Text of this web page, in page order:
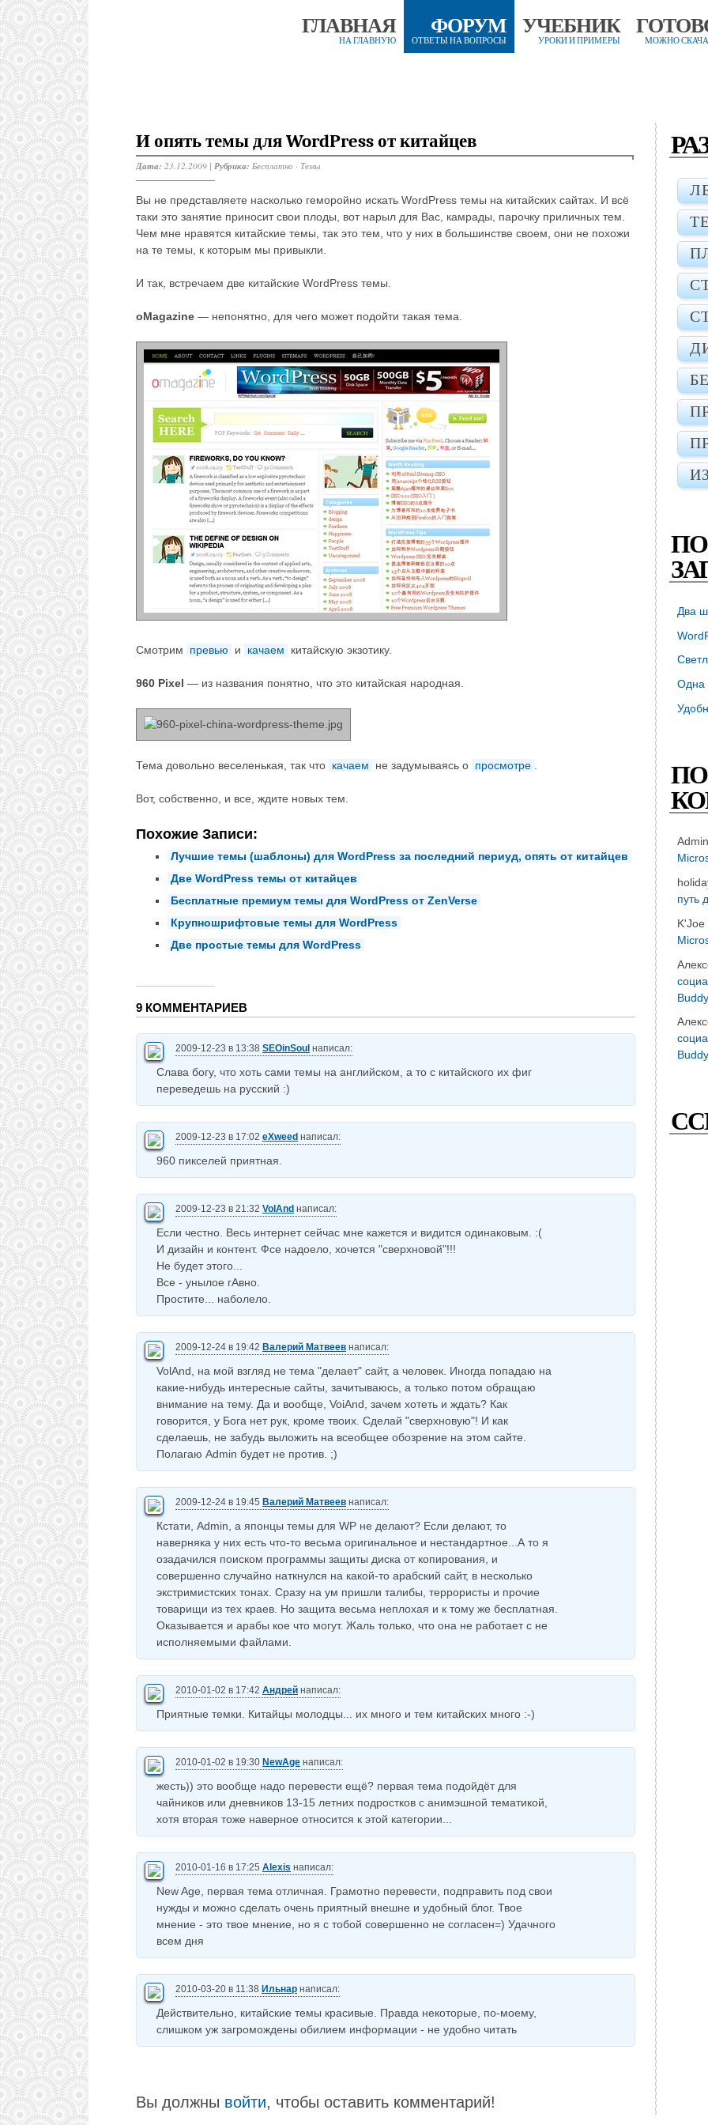
ГЛАВНАЯ
НА ГЛАВНУЮ
ФОРУМ
ОТВЕТЫ НА ВОПРОСЫ
УЧЕБНИК
УРОКИ И ПРИМЕРЫ МОЖНО
И опять темы для WordPress от китайцев
Дата: 23.12.2009 | Рубрика: Бесплатно · Темы
Вы не представляете насколько геморойно искать WordPress темы на китайских сайтах. И всё
таки это занятие приносит свои плоды, вот нарыл для Вас, камрады, парочку приличных тем.
Чем мне нравятся китайские темы, так это тем, что у них в большинстве своем, они не похожи
на те темы, к которым мы привыкли.
И так, встречаем две китайские WordPress темы.
oMagazine — непонятно, для чего может подойти такая тема.
Смотрим превью и качаем китайскую экзотику.
960 Pixel — из названия понятно, что это китайская народная.
Тема довольно веселенькая, так что качаем не задумываясь о просмотре
Вот, собственно, и все, ждите новых тем.
Похожие Записи:
Лучшие темы (шаблоны) для WordPress за последний периуд, опять от китайцев
Две WordPress темы от китайцев
Бесплатные премиум темы для WordPress от ZenVerse
Крупношрифтовые темы для WordPress
Две простые темы для WordPress
9 КОММЕНТАРИЕВ
2009-12-23 в 13:38 SEOinSoul написал:
Слава богу, что хоть сами темы на английском, а то с китайского их фиг
переведешь на русский :)
2009-12-23 в 17:02 eXweed написал:
960 пикселей приятная.
2009-12-23 в 21:32 VolAnd написал:
Если честно. Весь интернет сейчас мне кажется и видится одинаковым. :(
И дизайн и контент. Фсе надоело, хочется "сверхновой"!!!
Не будет этого...
Все - унылое гАвно.
Простите... наболело.
2009-12-24 в 19:42 Валерий Матвеев написал:
VolAnd, на мой взгляд не тема "делает" сайт, а человек. Иногда попадаю на
какие-нибудь интересные сайты, зачитываюсь, а только потом обращаю
внимание на тему. Да и вообще, VoiAnd, зачем хотеть и ждать? Как
говорится, у Бога нет рук, кроме твоих. Сделай "сверхновую"! И как
сделаешь, не забудь выложить на всеобщее обозрение на этом сайте.
Полагаю Admin будет не против. ;)
2009-12-24 в 19:45 Валерий Матвеев написал:
Кстати, Admin, а японцы темы для WP не делают? Если делают, то
наверняка у них есть что-то весьма оригинальное и нестандартное...А то я
озадачился поиском программы защиты диска от копирования, и
совершенно случайно наткнулся на какой-то арабский сайт, в несколько
экстримистских тонах. Сразу на ум пришли талибы, террористы и прочие
товарищи из тех краев. Но защита весьма неплохая и к тому же бесплатная.
Оказывается и арабы кое что могут. Жаль только, что она не работает с не
исполняемыми файлами.
2010-01-02 в 17:42 Андрей написал:
Приятные темки. Китайцы молодцы... их много и тем китайских много :-)
2010-01-02 в 19:30 NewAge написал:
жесть)) это вообще надо перевести ещё? первая тема подойдёт для
чайников или дневников 13-15 летних подростков с анимэшной тематикой,
хотя вторая тоже наверное относится к этой категории...
2010-01-16 в 17:25 Alexis написал:
New Age, первая тема отличная. Грамотно перевести, подправить под свои
нужды и можно сделать очень приятный внешне и удобный блог. Твое
мнение - это твое мнение, но я с тобой совершенно не согласен=) Удачного
всем дня
2010-03-20 в 11:38 Ильнар написал:
Действительно, китайские темы красивые. Правда некоторые, по-моему,
слишком уж загромождены обилием информации - не удобно читать
Вы должны войти, чтобы оставить комментарий!
Два
Одна
Admin
путь
K'Joe